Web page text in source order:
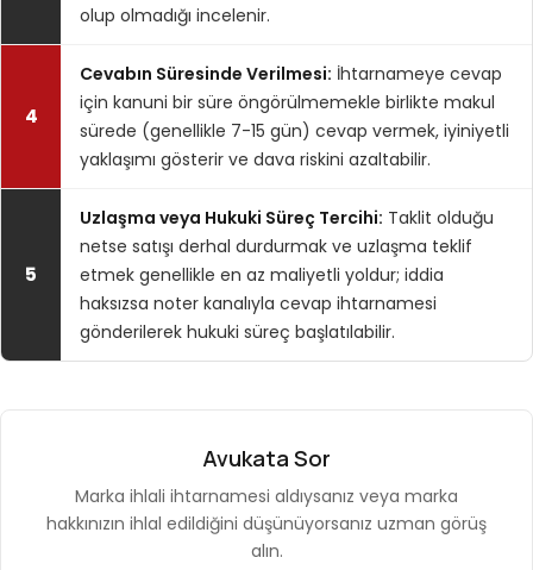
olup olmadığı incelenir.
4
Cevabın Süresinde Verilmesi: İhtarnameye cevap
için kanuni bir süre öngörülmemekle birlikte makul
sürede (genellikle 7-15 gün) cevap vermek, iyiniyetli
yaklaşımı gösterir ve dava riskini azaltabilir.
5
Uzlaşma veya Hukuki Süreç Tercihi: Taklit olduğu
netse satışı derhal durdurmak ve uzlaşma teklif
etmek genellikle en az maliyetli yoldur; iddia
haksızsa noter kanalıyla cevap ihtarnamesi
gönderilerek hukuki süreç başlatılabilir.
Avukata Sor
Marka ihlali ihtarnamesi aldıysanız veya marka
hakkınızın ihlal edildiğini düşünüyorsanız uzman görüş
alın.